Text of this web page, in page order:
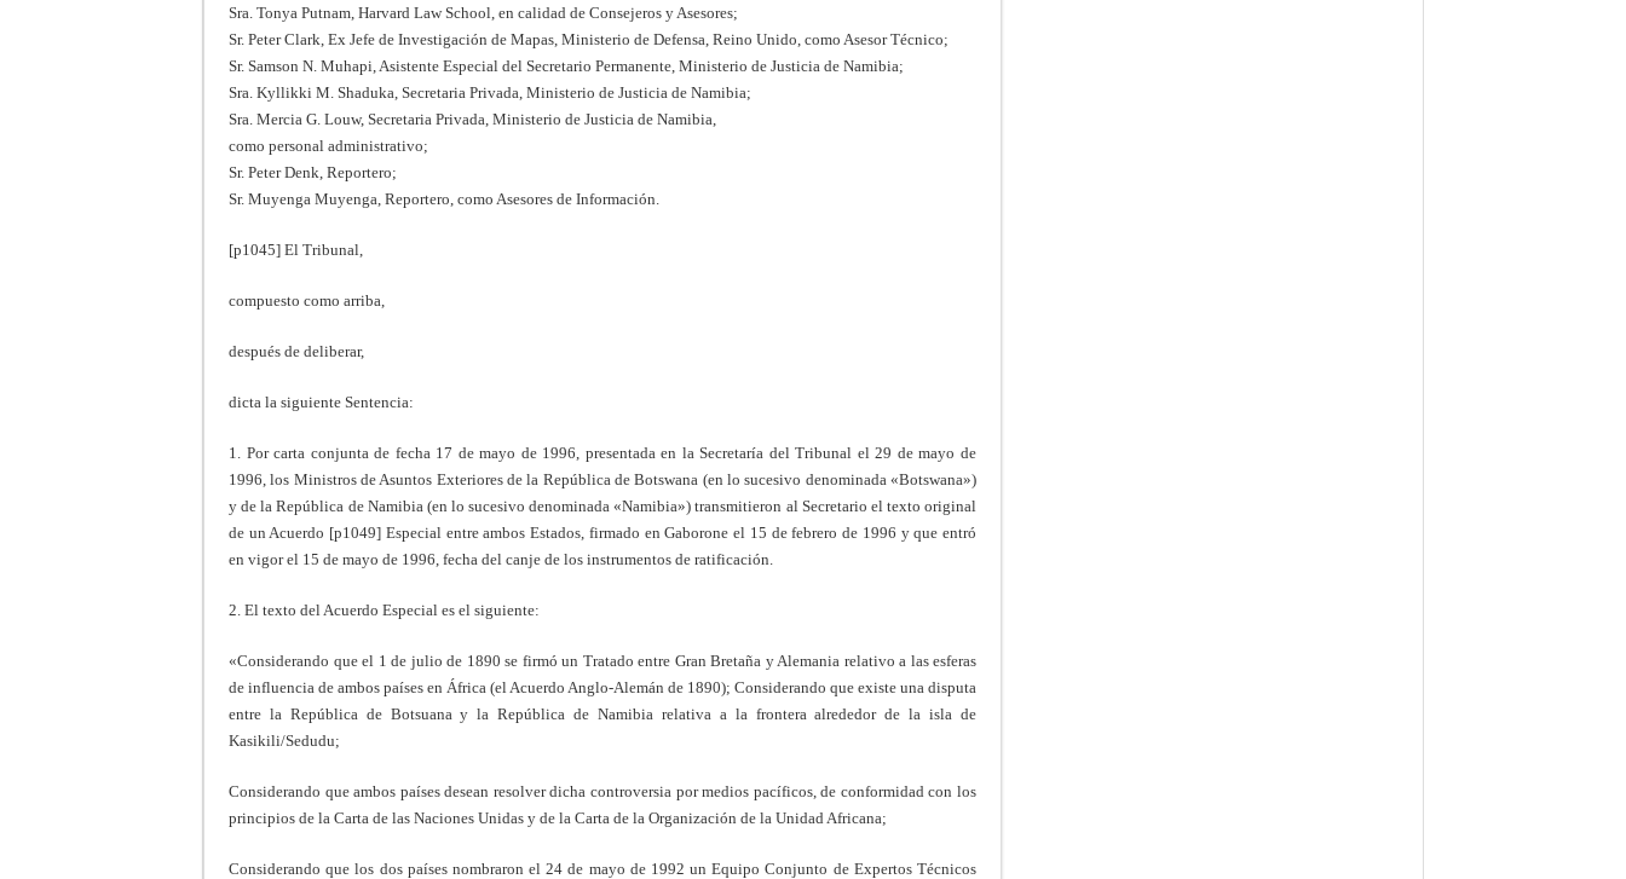
Sra. Tonya Putnam, Harvard Law School, en calidad de Consejeros y Asesores;
Sr. Peter Clark, Ex Jefe de Investigación de Mapas, Ministerio de Defensa, Reino Unido, como Asesor Técnico;
Sr. Samson N. Muhapi, Asistente Especial del Secretario Permanente, Ministerio de Justicia de Namibia;
Sra. Kyllikki M. Shaduka, Secretaria Privada, Ministerio de Justicia de Namibia;
Sra. Mercia G. Louw, Secretaria Privada, Ministerio de Justicia de Namibia,
como personal administrativo;
Sr. Peter Denk, Reportero;
Sr. Muyenga Muyenga, Reportero, como Asesores de Información.
[p1045] El Tribunal,
compuesto como arriba,
después de deliberar,
dicta la siguiente Sentencia:
1. Por carta conjunta de fecha 17 de mayo de 1996, presentada en la Secretaría del Tribunal el 29 de mayo de
1996, los Ministros de Asuntos Exteriores de la República de Botswana (en lo sucesivo denominada «Botswana»)
y de la República de Namibia (en lo sucesivo denominada «Namibia») transmitieron al Secretario el texto original
de un Acuerdo [p1049] Especial entre ambos Estados, firmado en Gaborone el 15 de febrero de 1996 y que entró
en vigor el 15 de mayo de 1996, fecha del canje de los instrumentos de ratificación.
2. El texto del Acuerdo Especial es el siguiente:
«Considerando que el 1 de julio de 1890 se firmó un Tratado entre Gran Bretaña y Alemania relativo a las esferas
de influencia de ambos países en África (el Acuerdo Anglo-Alemán de 1890); Considerando que existe una disputa
entre la República de Botsuana y la República de Namibia relativa a la frontera alrededor de la isla de
Kasikili/Sedudu;
Considerando que ambos países desean resolver dicha controversia por medios pacíficos, de conformidad con los
principios de la Carta de las Naciones Unidas y de la Carta de la Organización de la Unidad Africana;
Considerando que los dos países nombraron el 24 de mayo de 1992 un Equipo Conjunto de Expertos Técnicos